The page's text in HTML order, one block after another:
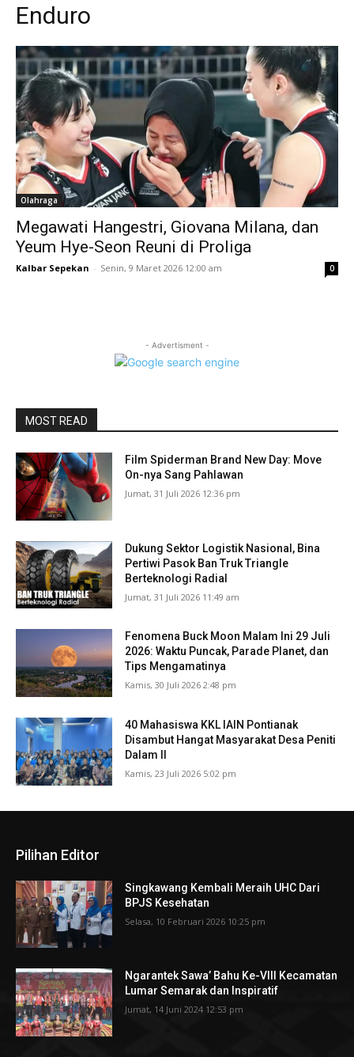
Enduro
Olahraga
Megawati Hangestri, Giovana Milana, dan
Yeum Hye-Seon Reuni di Proliga
Kalbar Sepekan - Senin, 9 Maret 2026 12:00 am 0
- Advertisment -
MOST READ
Film Spiderman Brand New Day: Move
On-nya Sang Pahlawan
Jumat, 31 Juli 2026 12:36 pm
Dukung Sektor Logistik Nasional, Bina
Pertiwi Pasok Ban Truk Triangle
Berteknologi Radial
Jumat, 31 Juli 2026 11:49 am
Fenomena Buck Moon Malam Ini 29 Juli
2026: Waktu Puncak, Parade Planet, dan
Tips Mengamatinya
Kamis, 30 Juli 2026 2:48 pm
40 Mahasiswa KKL IAIN Pontianak
Disambut Hangat Masyarakat Desa Peniti
Dalam II
Kamis, 23 Juli 2026 5:02 pm
Pilihan Editor
Singkawang Kembali Meraih UHC Dari
BPJS Kesehatan
Selasa, 10 Februari 2026 10:25 pm
Ngarantek Sawa’ Bahu Ke-VIII Kecamatan
Lumar Semarak dan Inspiratif
Jumat, 14 Juni 2024 12:53 pm